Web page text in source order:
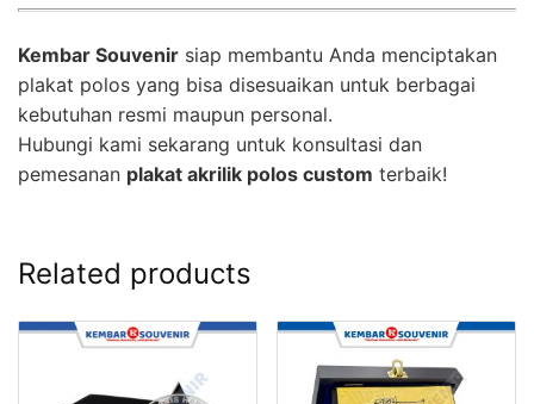
Kembar Souvenir siap membantu Anda menciptakan
plakat polos yang bisa disesuaikan untuk berbagai
kebutuhan resmi maupun personal.
Hubungi kami sekarang untuk konsultasi dan
pemesanan plakat akrilik polos custom terbaik!
Related products